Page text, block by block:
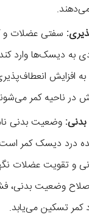
سفتی عضلات و
به دیسک‌ها وارد
به افزایش
در ناحیه کمر
وضعیت بدنی
درد دیسک کمر
و تقویت عضلات
وضعیت بدنی،
کمر تسکین می‌یابد.